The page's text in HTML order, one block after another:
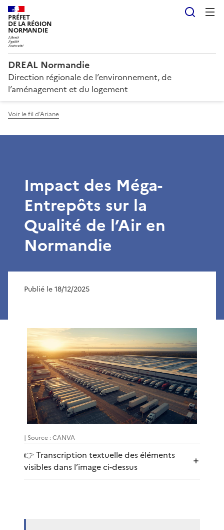
PRÉFET
DE LA RÉGION
NORMANDIE
DREAL Normandie
Direction régionale de l’environnement, de
l’aménagement et du logement
Voir le fil d'Ariane
Impact des Méga-
Entrepôts sur la
Qualité de l’Air en
Normandie
Publié le 18/12/2025
| Source : CANVA
👉 Transcription textuelle des éléments
visibles dans l’image ci-dessus